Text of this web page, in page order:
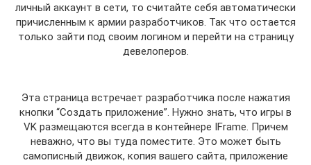
личный аккаунт в сети, то считайте себя автоматически
причисленным к армии разработчиков. Так что остается
только зайти под своим логином и перейти на страницу
девелоперов.
Эта страница встречает разработчика после нажатия
кнопки “Создать приложение”. Нужно знать, что игры в
VK размещаются всегда в контейнере IFrame. Причем
неважно, что вы туда поместите. Это может быть
самописный движок, копия вашего сайта, приложение